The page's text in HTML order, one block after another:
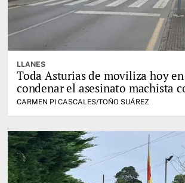
LLANES
Toda Asturias de moviliza hoy
condenar el asesinato machista
CARMEN PI CASCALES/TOÑO SUÁREZ